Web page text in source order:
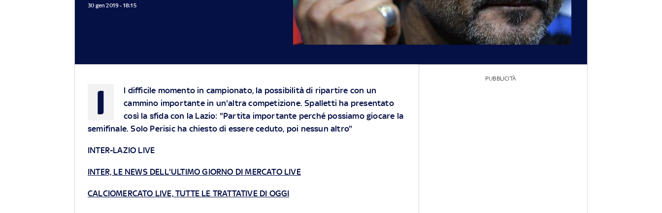
30 gen 2019 - 18:15
I
l difficile momento in campionato, la possibilità di ripartire con un
cammino importante in un'altra competizione. Spalletti ha presentato
così la sfida con la Lazio: "Partita importante perché possiamo giocare la
semifinale. Solo Perisic ha chiesto di essere ceduto, poi nessun altro"
INTER-LAZIO LIVE
INTER, LE NEWS DELL'ULTIMO GIORNO DI MERCATO LIVE
CALCIOMERCATO LIVE, TUTTE LE TRATTATIVE DI OGGI
PUBBLICITÀ